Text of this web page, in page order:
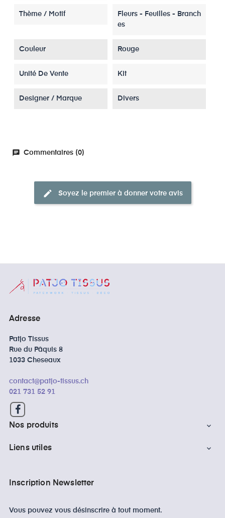
Thème / Motif
Fleurs - Feuilles - Branch
es
Couleur Rouge
Unité De Vente Kit
Designer / Marque Divers
chat Commentaires (0)
edit Soyez le premier à donner votre avis
Adresse
Patjo Tissus
Rue du Pâquis 8
1033 Cheseaux
contact@patjo-tissus.ch
021 731 52 91
Nos produits 
Liens utiles 
Inscription Newsletter
Vous pouvez vous désinscrire à tout moment.